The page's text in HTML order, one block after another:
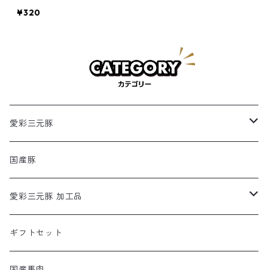
×1パック
¥320
愛彩三元豚
ロース
モモ
バラ
国産豚
愛彩三元豚 加工品
あらびきシュウマイ
ギフトセット